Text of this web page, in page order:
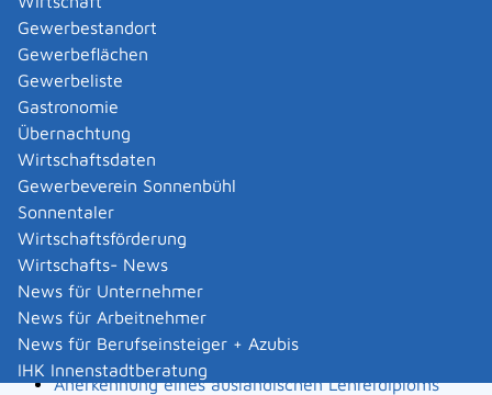
Gewerbestandort
Gewerbeflächen
Gewerbeliste
Gastronomie
Übernachtung
Wirtschaftsdaten
Gewerbeverein Sonnenbühl
Sonnentaler
Wirtschaftsförderung
Wirtschafts- News
News für Unternehmer
News für Arbeitnehmer
News für Berufseinsteiger + Azubis
IHK Innenstadtberatung
Maßnahme beantragen
Änderung des Wohnsitzes innerhalb derselben
Stadt oder Gemeinde melden
Änderung nach Beantragung oder bei Bezug von
Bürgergeld mitteilen
Änderung persönlicher Daten der Hochschule
mitteilen
Änderungen an die Krankenkasse melden
Anerkennung als gemeinnützige Stiftung
beantragen
Anerkennung als Pharmaberater beantragen
Anerkennung als Prüf-, Zertifizierung- oder
Überwachungsstelle (PÜZ-Stelle) nach
Landesbauordnung
Anerkennung eines ausländischen Lehrerdiploms